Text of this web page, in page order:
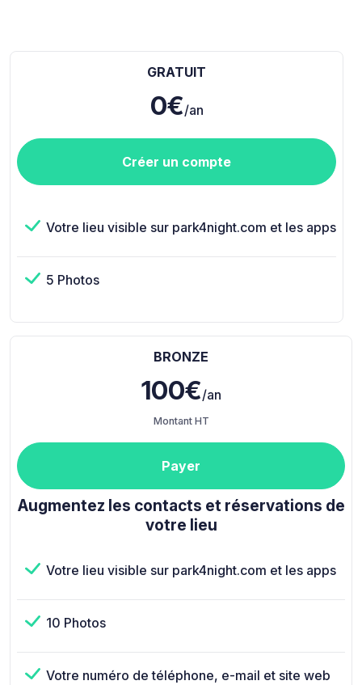
GRATUIT
0€/an
Créer un compte
Votre lieu visible sur park4night.com et les apps
5 Photos
BRONZE
100€/an
Montant HT
Payer
Augmentez les contacts et réservations de
votre lieu
Votre lieu visible sur park4night.com et les apps
10 Photos
Votre numéro de téléphone, e-mail et site web